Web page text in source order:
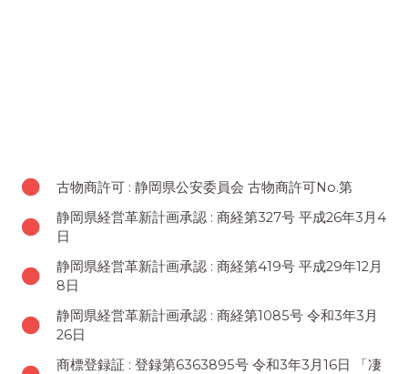
古物商許可 : 静岡県公安委員会 古物商許可No.第
静岡県経営革新計画承認 : 商経第327号 平成26年3月4
日
静岡県経営革新計画承認 : 商経第419号 平成29年12月
8日
静岡県経営革新計画承認 : 商経第1085号 令和3年3月
26日
商標登録証 : 登録第6363895号 令和3年3月16日 「凄